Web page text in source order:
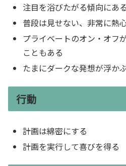
注目を浴びたがる傾向にある
普段は見せない、非常に熱
プライベートのオン・オフ
こともある
たまにダークな発想が浮か
行動
計画は綿密にする
計画を実行して喜びを得る